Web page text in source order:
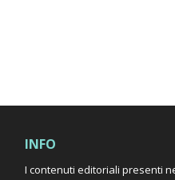
INFO
I contenuti editoriali presenti